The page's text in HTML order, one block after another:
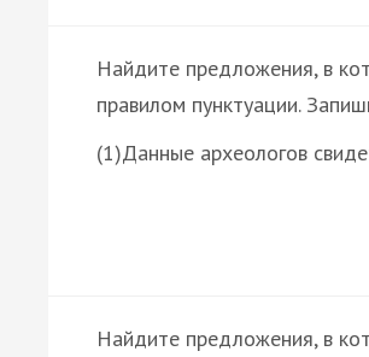
Найдите предложения, в
правилом пунктуации.
(1)Данные археологов
Найдите предложения, в